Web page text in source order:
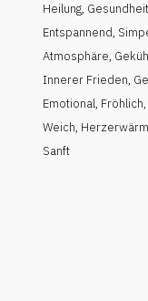
Heilung,
Entspannend,
Atmosphäre,
Innerer Frieden,
Emotional, Fröhlich
Weich,
Sanft